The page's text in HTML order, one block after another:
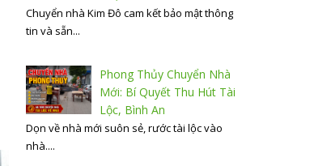
Chuyển nhà Kim Đô cam kết bảo mật thông
tin và sẵn...
Phong Thủy Chuyển Nhà
Mới: Bí Quyết Thu Hút Tài
Lộc, Bình An
Dọn về nhà mới suôn sẻ, rước tài lộc vào
nhà....